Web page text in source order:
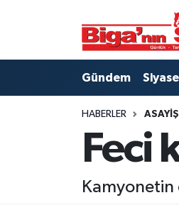
Gündem
HABERLER ASAYIŞ
Feci
Kamyonetin
Belediye
Çanakkale Hava Durumu
Tüm Manşetler
Son Dakika Haberleri